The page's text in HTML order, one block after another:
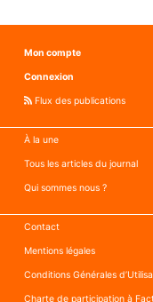
Mon compte
Connexion
Flux des publications
À la une
Tous les articles du journal
Qui sommes nous ?
Contact
Mentions légales
Conditions Générales
Charte de participation à